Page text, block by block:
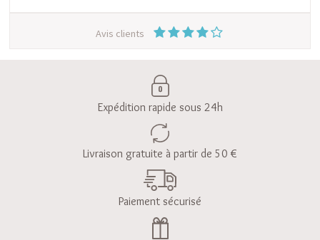
Avis clients
Expédition rapide sous 24h
Livraison gratuite à partir de 50 €
Paiement sécurisé